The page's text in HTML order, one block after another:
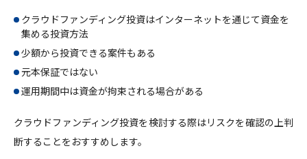
クラウドファンディング投資はインターネットを通じて資金を
集める投資方法
少額から投資できる案件もある
元本保証ではない
運用期間中は資金が拘束される場合がある
クラウドファンディング投資を検討する際はリスクを確認の上判
断することをおすすめします。